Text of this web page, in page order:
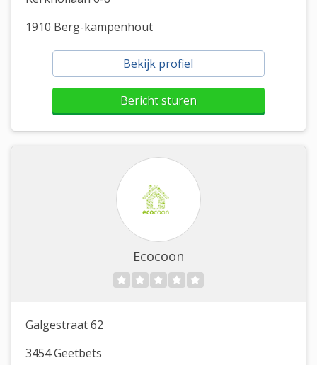
1910 Berg-kampenhout
Bekijk profiel
Bericht sturen
Ecocoon
Galgestraat 62
3454 Geetbets